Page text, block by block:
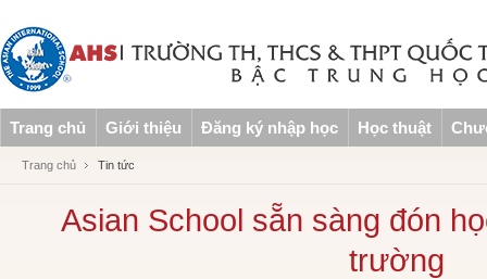
Trang chủ Giới thiệu Đăng ký nhập học Học thuật
Trang chủ Tin tức
Asian School sẵn sàng đón
trường